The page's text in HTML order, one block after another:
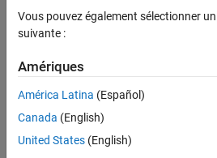
Vous pouvez également sélectionner
suivante :
Amériques
América Latina (Español)
Canada (English)
United States (English)